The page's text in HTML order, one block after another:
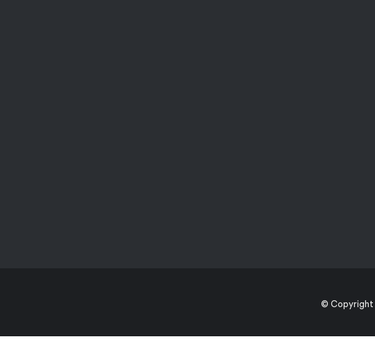
© Copyright